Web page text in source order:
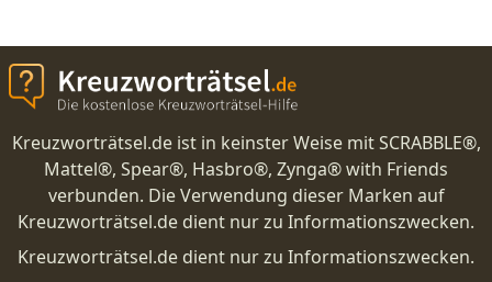
Kreuzworträtsel.de ist in keinster Weise mit SCRABBLE®,
Mattel®, Spear®, Hasbro®, Zynga® with Friends
verbunden. Die Verwendung dieser Marken auf
Kreuzworträtsel.de dient nur zu Informationszwecken.
Kreuzworträtsel.de dient nur zu Informationszwecken.